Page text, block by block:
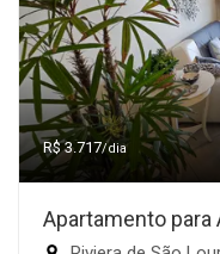
R$ 3.717/dia
Apartamento para